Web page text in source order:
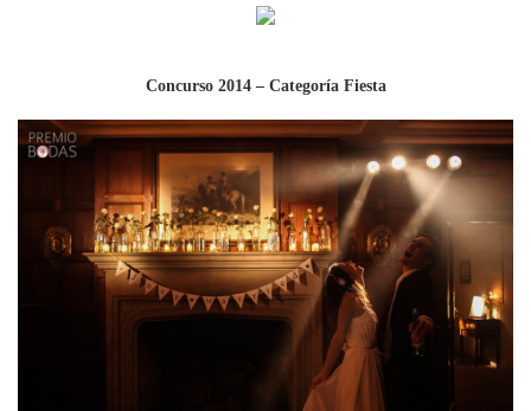
Concurso 2014 – Categoría Fiesta